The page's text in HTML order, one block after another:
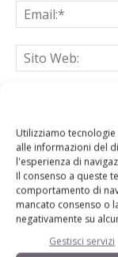
Utilizziamo
alle informazioni del
l'esperienza di
Il consenso a queste
comportamento di
mancato consenso o
negativamente su
Gestisci servizi
Salva il mio
prossima volta che
E-magazine